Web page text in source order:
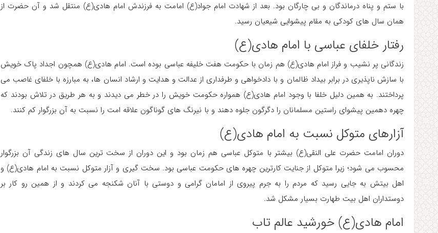
با ستم و پناه درماندگان و بی چارگان بود. بعد از شهادت امام جواد(ع) امامت به فرزندش امام هادی(ع) منتقل شد و آن حضرت از
همان سال های کودکی به مقام پیشوایی شیعیان رسید.
رفتار خلفای عباسی با امام هادی(ع)
زندگانی پر نشیب و فراز امام هادی(ع) هم زمان با حکومت هفت خلیفه عباسی بوده است. امام هادی(ع) همچون اجداد پاک خویش
با سازش ناپذیری در برابر بیداد ظالمان و با دادخواهی و طرفداری از عدالت و هدایت و ارشاد انسان ها، به مبارزه با خلفای غاصب می
پرداختند. به همین دلیل خلفا با وجود امام هادی(ع) همواره حکومت خویش را در خطر می دیدند و به هر طریق در تلاش بودند که
چهره دهمین پیشوای راستین مسلمانان را دگرگون جلوه دهند و با نیرنگ های گوناگون علاقه امت را نسبت به آن بزرگوار کم کنند.
آزارهای متوکل نسبت به امام هادی(ع)
دوران امامت حضرت علی النقی(ع) بیشتر با متوکل عباسی هم زمان بود و این دوران از سخت ترین سال های زندگی آن بزرگوار
محسوب می شود؛ زیرا متوکل از جنایت کارترین چهره های حکومت عباسی بود. سخت گیری و آزار متوکل نسبت به امام هادی(ع) و
اهل بیتش به جایی رسید که مردم را به جرم پیروی از امامان گرامی و دوستی با آنان شکنجه می کردند و از همین رو کار بر
دوستداران اهل بیت طهارت بسیار مشکل شد.
امام هادی(ع) خورشید عالم تاب